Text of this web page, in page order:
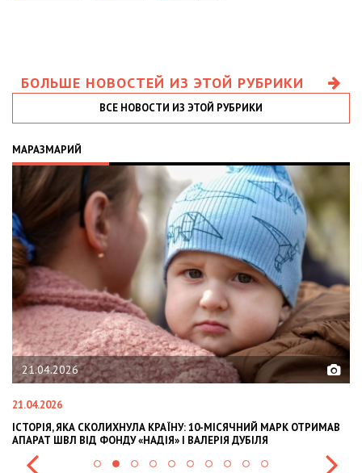
БОЛЬШЕ НОВОСТЕЙ ИЗ ЭТОЙ РУБРИКИ
ВСЕ НОВОСТИ ИЗ ЭТОЙ РУБРИКИ
МАРАЗМАРИЙ
21.04.2026
21.04.2026
ІСТОРІЯ, ЯКА СКОЛИХНУЛА КРАЇНУ: 10-МІСЯЧНИЙ МАРК ОТРИМАВ
АПАРАТ ШВЛ ВІД ФОНДУ «НАДІЯ» І ВАЛЕРІЯ ДУБІЛЯ